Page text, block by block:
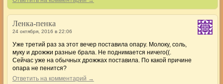
Ленка-пенка
24 октября, 2016 в 22:06
Уже третий раз за этот вечер поставила опару. Молоку, соль,
муку и дрожжи разные брала. Не поднимается ничего((.
Сейчас уже на обычных дрожжах поставила. По какой причине
опара не пенится?
Ответить на комментарий →